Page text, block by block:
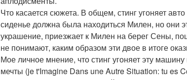
Что касается сюжета. В общем, стинг угоняет
сиденье должна была находиться Милен, но они
украшение, приезжает к Милен на берег Сены,
не понимают, каким образом эти двое в итоге
Мое личное мнение, что стинг угоняет эту
мечты (je t'Imagine Dans une Autre Situation: tu es